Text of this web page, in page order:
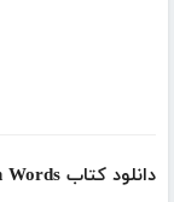
دانلود کتاب 2500English Words